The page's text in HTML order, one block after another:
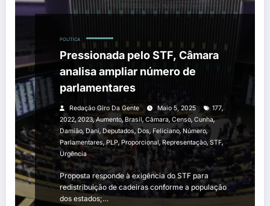
POLÍTICA
Pressionada pelo STF, Câmara
analisa ampliar número de
parlamentares
Redação Giro Da Gente Maio 5, 2025 177,
2022,2023,Aumento,Brasil, Câmara, Censo, Cunha,
Damião,Dani, Deputados, Dos,Feliciano, Número,
Parlamentares, PLP, Proporcional,Representação,STF,
Urgência
Proposta responde à exigência do STF para
redistribuição de cadeiras conforme a população
dos estados;…